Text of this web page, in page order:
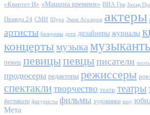
«Квартет И» «Машина времени» ВИА Гра Захар
Правда 24 СМИ Шура Эмин Агаларов актеры
артисты балерины дети дизайнеры журналы
концерты музыка
певец певицыпевцыписатели
продюсеры редакторы режиссеры
спектаклитворчество театр театры
фестивали фигуристы фильмы художники шоу
Мета